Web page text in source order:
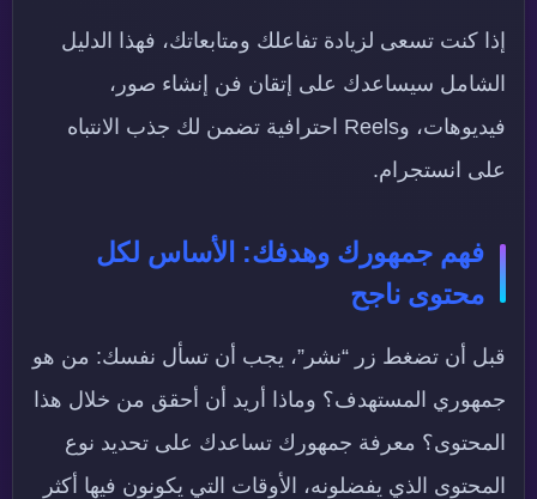
إذا كنت تسعى لزيادة تفاعلك ومتابعاتك، فهذا الدليل
الشامل سيساعدك على إتقان فن إنشاء صور،
فيديوهات، وReels احترافية تضمن لك جذب الانتباه
على انستجرام.
فهم جمهورك وهدفك: الأساس لكل
محتوى ناجح
قبل أن تضغط زر “نشر”، يجب أن تسأل نفسك: من هو
جمهوري المستهدف؟ وماذا أريد أن أحقق من خلال هذا
المحتوى؟ معرفة جمهورك تساعدك على تحديد نوع
المحتوى الذي يفضلونه، الأوقات التي يكونون فيها أكثر